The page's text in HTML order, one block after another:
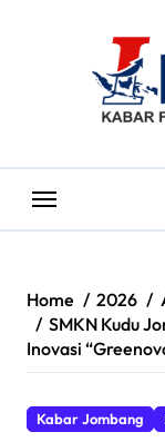
Home 2026
SMKN Kudu
Inovasi
Kabar Jombang